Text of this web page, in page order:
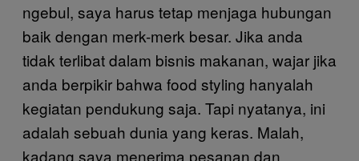
ngebul, saya harus tetap menjaga hubungan
baik dengan merk-merk besar. Jika anda
tidak terlibat dalam bisnis makanan, wajar jika
anda berpikir bahwa food styling hanyalah
kegiatan pendukung saja. Tapi nyatanya, ini
adalah sebuah dunia yang keras. Malah,
kadang saya menerima pesanan dan